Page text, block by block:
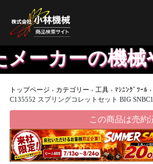
の機械や
トップページ › カテゴリー › 工具 › ﾏｼﾆﾝｸﾞﾂｰﾙ ›
C135552 スプリングコレットセット BIG
この商品は売約